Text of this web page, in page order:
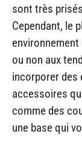
sont très
Cependant, le
ou non aux
incorporer des
accessoires
comme des
une base qui